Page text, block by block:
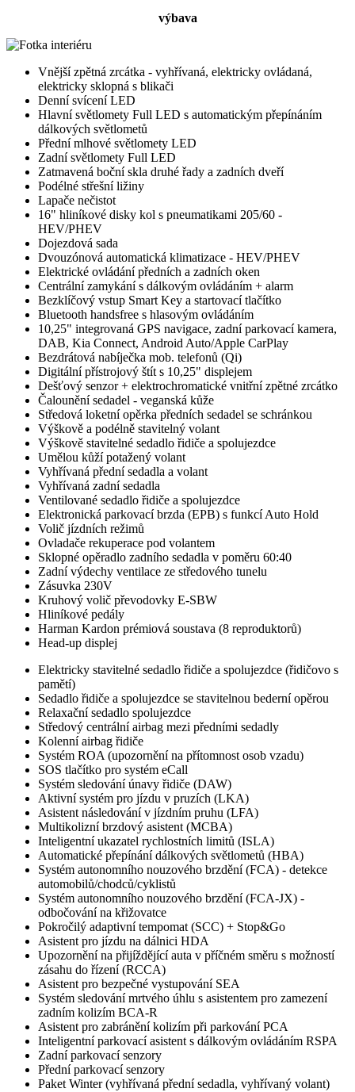
výbava
Vnější zpětná zrcátka - vyhřívaná, elektricky ovládaná,
elektricky sklopná s blikači
Denní svícení LED
Hlavní světlomety Full LED s automatickým přepínáním
dálkových světlometů
Přední mlhové světlomety LED
Zadní světlomety Full LED
Zatmavená boční skla druhé řady a zadních dveří
Podélné střešní ližiny
Lapače nečistot
16" hliníkové disky kol s pneumatikami 205/60 -
HEV/PHEV
Dojezdová sada
Dvouzónová automatická klimatizace - HEV/PHEV
Elektrické ovládání předních a zadních oken
Centrální zamykání s dálkovým ovládáním + alarm
Bezklíčový vstup Smart Key a startovací tlačítko
Bluetooth handsfree s hlasovým ovládáním
10,25" integrovaná GPS navigace, zadní parkovací kamera,
DAB, Kia Connect, Android Auto/Apple CarPlay
Bezdrátová nabíječka mob. telefonů (Qi)
Digitální přístrojový štít s 10,25" displejem
Dešťový senzor + elektrochromatické vnitřní zpětné zrcátko
Čalounění sedadel - veganská kůže
Středová loketní opěrka předních sedadel se schránkou
Výškově a podélně stavitelný volant
Výškově stavitelné sedadlo řidiče a spolujezdce
Umělou kůží potažený volant
Vyhřívaná přední sedadla a volant
Vyhřívaná zadní sedadla
Ventilované sedadlo řidiče a spolujezdce
Elektronická parkovací brzda (EPB) s funkcí Auto Hold
Volič jízdních režimů
Ovladače rekuperace pod volantem
Sklopné opěradlo zadního sedadla v poměru 60:40
Zadní výdechy ventilace ze středového tunelu
Zásuvka 230V
Kruhový volič převodovky E-SBW
Hliníkové pedály
Harman Kardon prémiová soustava (8 reproduktorů)
Head-up displej
Elektricky stavitelné sedadlo řidiče a spolujezdce (řidičovo s
pamětí)
Sedadlo řidiče a spolujezdce se stavitelnou bederní opěrou
Relaxační sedadlo spolujezdce
Středový centrální airbag mezi předními sedadly
Kolenní airbag řidiče
Systém ROA (upozornění na přítomnost osob vzadu)
SOS tlačítko pro systém eCall
Systém sledování únavy řidiče (DAW)
Aktivní systém pro jízdu v pruzích (LKA)
Asistent následování v jízdním pruhu (LFA)
Multikolizní brzdový asistent (MCBA)
Inteligentní ukazatel rychlostních limitů (ISLA)
Automatické přepínání dálkových světlometů (HBA)
Systém autonomního nouzového brzdění (FCA) - detekce
automobilů/chodců/cyklistů
Systém autonomního nouzového brzdění (FCA-JX) -
odbočování na křižovatce
Pokročilý adaptivní tempomat (SCC) + Stop&Go
Asistent pro jízdu na dálnici HDA
Upozornění na přijíždějící auta v příčném směru s možností
zásahu do řízení (RCCA)
Asistent pro bezpečné vystupování SEA
Systém sledování mrtvého úhlu s asistentem pro zamezení
zadním kolizím BCA-R
Asistent pro zabránění kolizím při parkování PCA
Inteligentní parkovací asistent s dálkovým ovládáním RSPA
Zadní parkovací senzory
Přední parkovací senzory
Paket Winter (vyhřívaná přední sedadla, vyhřívaný volant)